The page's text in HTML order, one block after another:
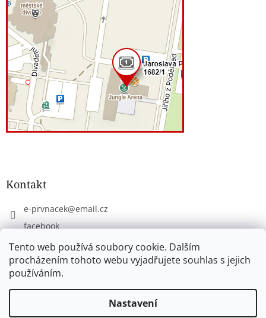
Tento web používá soubory cookie. Dalším
procházením tohoto webu vyjadřujete souhlas s jejich
používáním.
Nastavení
Kontakt
e-prvnacek@email.cz
facebook
eprvnacek